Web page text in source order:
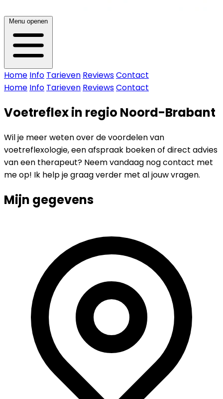
Menu openen
Home Info Tarieven ReviewsContact
Home Info Tarieven ReviewsContact
Voetreflex in regio Noord-Brabant
Wil je meer weten over de voordelen van
voetreflexologie, een afspraak boeken of direct advies
van een therapeut? Neem vandaag nog contact met
me op! Ik help je graag verder met al jouw vragen.
Mijn gegevens